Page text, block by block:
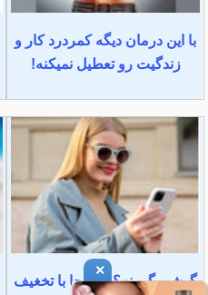
با این درمان دیگه کمردرد کار و
زندگیت رو تعطیل نمیکنه!
گوشی گرونه؟ از اینجا با تخغیف
×